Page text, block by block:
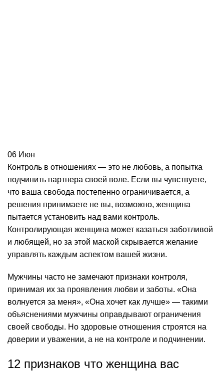
06 Июн
Контроль в отношениях — это не любовь, а попытка
подчинить партнера своей воле. Если вы чувствуете,
что ваша свобода постепенно ограничивается, а
решения принимаете не вы, возможно, женщина
пытается установить над вами контроль.
Контролирующая женщина может казаться заботливой
и любящей, но за этой маской скрывается желание
управлять каждым аспектом вашей жизни.
Мужчины часто не замечают признаки контроля,
принимая их за проявления любви и заботы. «Она
волнуется за меня», «Она хочет как лучше» — такими
объяснениями мужчины оправдывают ограничения
своей свободы. Но здоровые отношения строятся на
доверии и уважении, а не на контроле и подчинении.
12 признаков что женщина вас